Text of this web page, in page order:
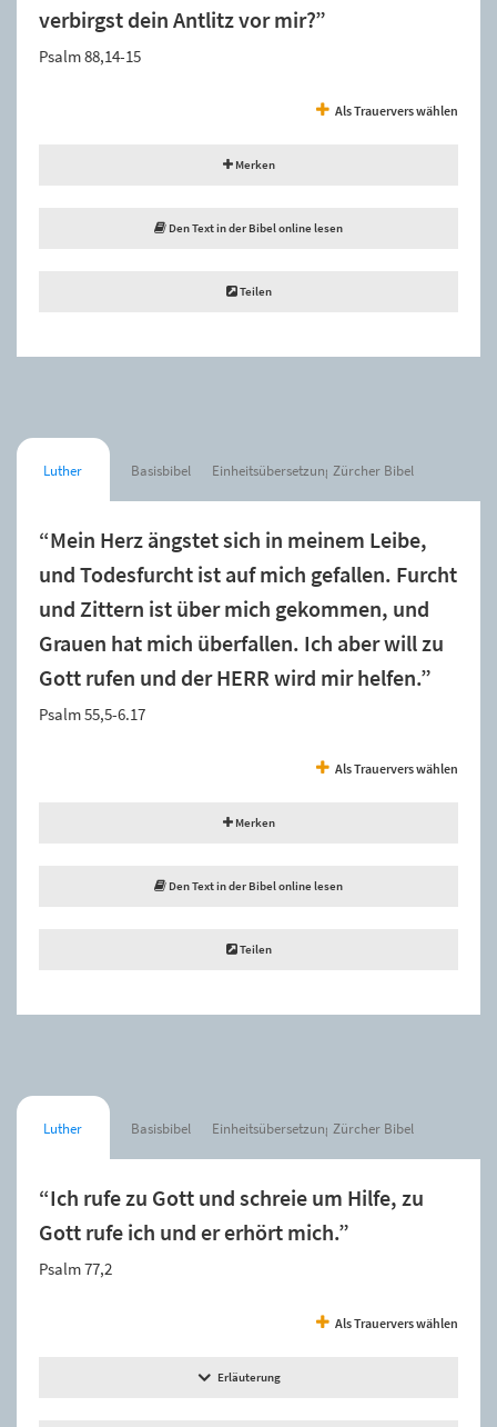
verbirgst dein Antlitz vor mir?”
Psalm 88,14-15
Als Trauervers wählen
Merken
Den Text in der Bibel online lesen
Teilen
Luther Basisbibel Einheitsübersetzung Zürcher Bibel
“Mein Herz ängstet sich in meinem Leibe,
und Todesfurcht ist auf mich gefallen. Furcht
und Zittern ist über mich gekommen, und
Grauen hat mich überfallen. Ich aber will zu
Gott rufen und der HERR wird mir helfen.”
Psalm 55,5-6.17
Als Trauervers wählen
Merken
Den Text in der Bibel online lesen
Teilen
Luther Basisbibel Einheitsübersetzung Zürcher Bibel
“Ich rufe zu Gott und schreie um Hilfe, zu
Gott rufe ich und er erhört mich.”
Psalm 77,2
Als Trauervers wählen
Erläuterung